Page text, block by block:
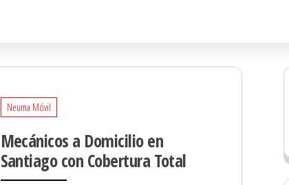
Neuma Móvil
Mecánicos a Domicilio en
Santiago con Cobertura Total